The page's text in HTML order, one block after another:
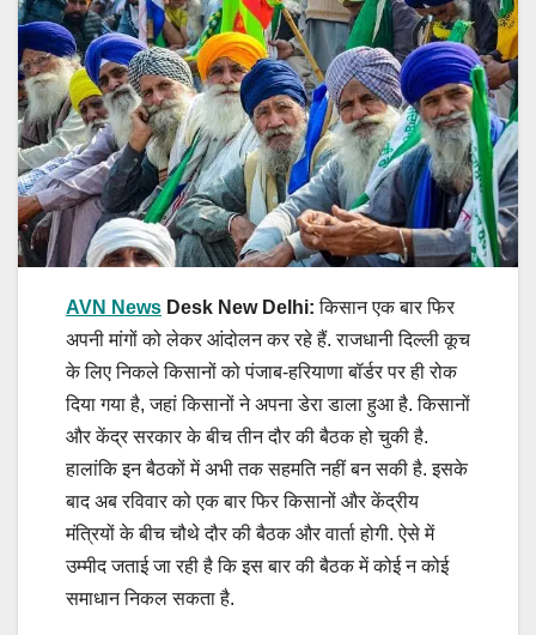
AVN News Desk New Delhi: किसान एक बार फिर
अपनी मांगों को लेकर आंदोलन कर रहे हैं. राजधानी दिल्ली कूच
के लिए निकले किसानों को पंजाब-हरियाणा बॉर्डर पर ही रोक
दिया गया है, जहां किसानों ने अपना डेरा डाला हुआ है. किसानों
और केंद्र सरकार के बीच तीन दौर की बैठक हो चुकी है.
हालांकि इन बैठकों में अभी तक सहमति नहीं बन सकी है. इसके
बाद अब रविवार को एक बार फिर किसानों और केंद्रीय
मंत्रियों के बीच चौथे दौर की बैठक और वार्ता होगी. ऐसे में
उम्मीद जताई जा रही है कि इस बार की बैठक में कोई न कोई
समाधान निकल सकता है.